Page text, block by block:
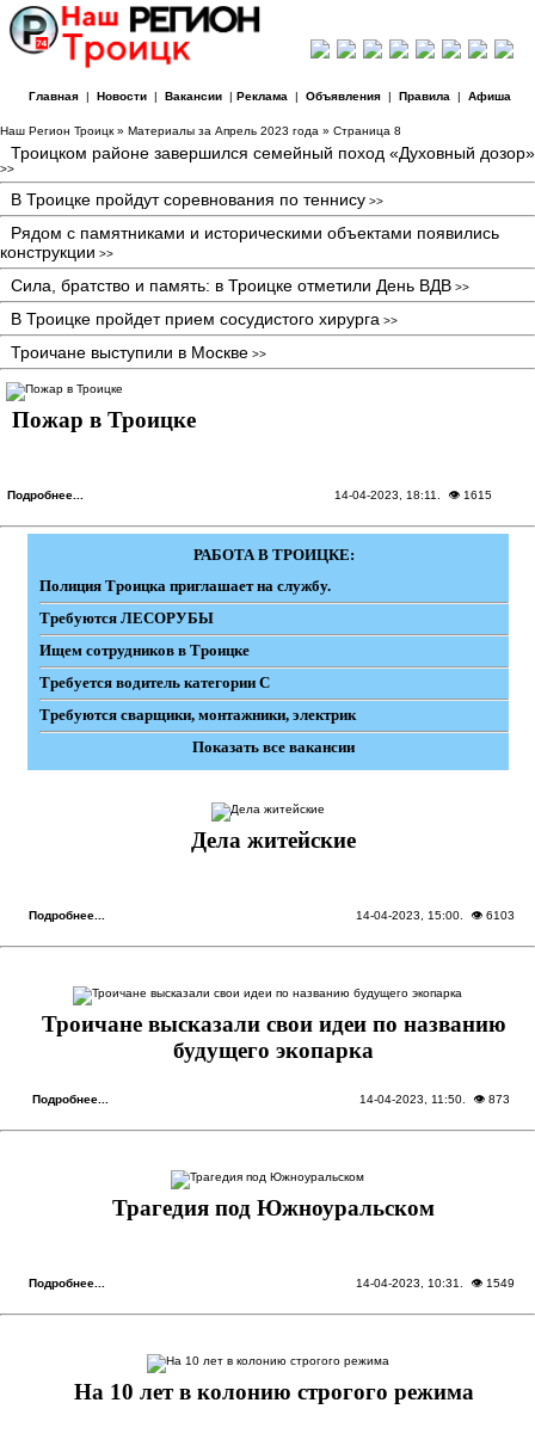
Главная| Новости| Вакансии| Реклама | Объявления| Правила | Афиша
Наш Регион Троицк » Материалы за Апрель 2023 года » Страница 8
Троицком районе завершился семейный поход «Духовный дозор»
>>
В Троицке пройдут соревнования по теннису >>
Рядом с памятниками и историческими объектами появились
конструкции >>
Сила, братство и память: в Троицке отметили День ВДВ >>
В Троицке пройдет прием сосудистого хирурга >>
Троичане выступили в Москве >>
Пожар в Троицке
Подробнее... 14-04-2023, 18:11 . 👁 1615
РАБОТА В ТРОИЦКЕ:
Полиция Троицка приглашает на службу.
Требуются ЛЕСОРУБЫ
Ищем сотрудников в Троицке
Требуется водитель категории С
Требуются сварщики, монтажники, электрик
Показать все вакансии
Дела житейские
Подробнее... 14-04-2023, 15:00. 👁 6103
Троичане высказали свои идеи по названию
будущего экопарка
Подробнее... 14-04-2023, 11:50 . 👁 873
Трагедия под Южноуральском
Подробнее... 14-04-2023, 10:31 . 👁 1549
На 10 лет в колонию строгого режима